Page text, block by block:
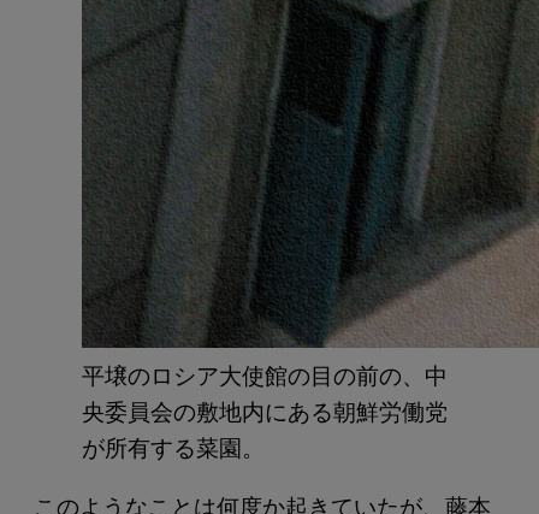
平壌のロシア大使館の目の前の、中
央委員会の敷地内にある朝鮮労働党
が所有する菜園。
このようなことは何度か起きていたが、藤本